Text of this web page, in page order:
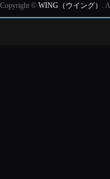
Copyright © WING（ウイング） .